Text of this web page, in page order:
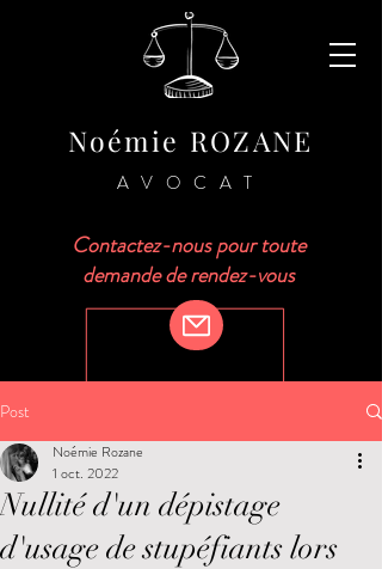
Noémie ROZANE
AVOCAT
Contactez-nous pour toute
demande de rendez-vous
Post
Nullité d'un dépistage
d'usage de stupéfiants lors
Noémie Rozane
1 oct. 2022